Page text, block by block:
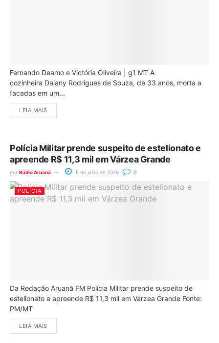
Fernando Deamo e Victória Oliveira | g1 MT A
cozinheira Daiany Rodrigues de Souza, de 33 anos, morta a
facadas em um...
LEIA MAIS
Polícia Militar prende suspeito de estelionato e
apreende R$ 11,3 mil em Várzea Grande
por Rádio Aruanã 8 de julho de 2026 0
POLÍCIA
Da Redação Aruanã FM Polícia Militar prende suspeito de
estelionato e apreende R$ 11,3 mil em Várzea Grande Fonte:
PM/MT
LEIA MAIS